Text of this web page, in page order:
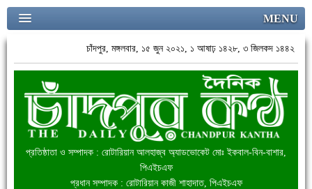
MENU
চাঁদপুর, মঙ্গলবার, ১৫ জুন ২০২১, ১ আষাঢ় ১৪২৮, ৩ জিলকদ ১৪৪২
প্রতিষ্ঠাতা ও সম্পাদক : রোটারিয়ান আলহাজ্ব অ্যাডভোকেট মোঃ ইকবাল-বিন-বাশার,
পিএইচএফ
প্রধান সম্পাদক : রোটারিয়ান কাজী শাহাদাত, পিএইচএফ